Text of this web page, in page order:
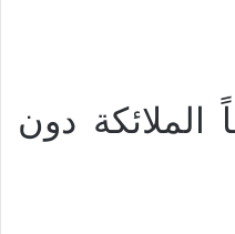
الملائكة دون